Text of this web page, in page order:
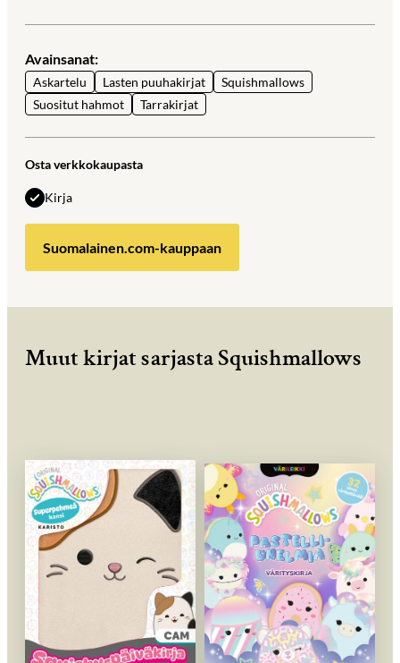
Avainsanat:
Askartelu Lasten puuhakirjat
Squishmallows
Suositut hahmot
Tarrakirjat
Osta verkkokaupasta
Kirja
Suomalainen.com-kauppaan
Muut kirjat sarjasta Squishmallows